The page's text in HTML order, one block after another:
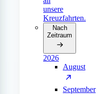
unsere
Kreuzfahrten.
Nach
Zeitraum
2026
August
September